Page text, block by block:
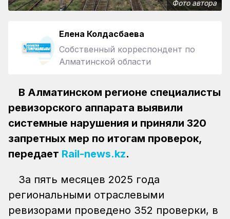
Фото автора
Елена Колдасбаева
Собственный корреспондент по
Алматинской области
В Алматинском регионе специалисты
ревизорского аппарата выявили
системные нарушения и приняли 320
запретных мер по итогам проверок,
передает Rail-news.kz.
За пять месяцев 2025 года
региональными отраслевыми
ревизорами проведено 352 проверки, в